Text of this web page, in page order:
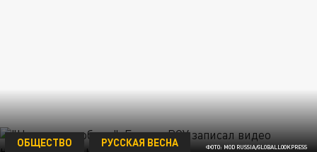
ФОТО: MOD RUSSIA/GLOBALLOOKPRESS
ОБЩЕСТВО РУССКАЯ ВЕСНА